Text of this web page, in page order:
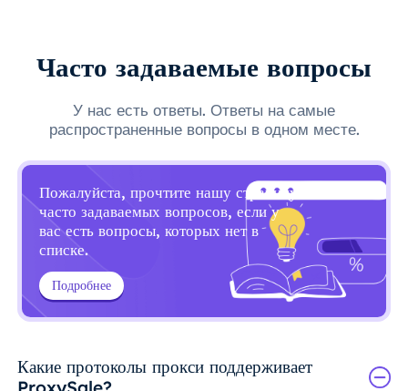
Часто задаваемые вопросы
У нас есть ответы. Ответы на самые
распространенные вопросы в одном месте.
Пожалуйста, прочтите нашу страницу
часто задаваемых вопросов, если у
вас есть вопросы, которых нет в
списке.
Подробнее
Какие протоколы прокси поддерживает